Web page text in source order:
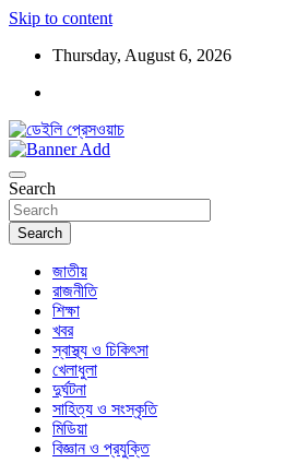
Skip to content
Thursday, August 6, 2026
ডেইলি প্রেসওয়াচ
Search
Search
জাতীয়
রাজনীতি
শিক্ষা
খবর
স্বাস্থ্য ও চিকিৎসা
খেলাধুলা
দুর্ঘটনা
সাহিত্য ও সংস্কৃতি
মিডিয়া
বিজ্ঞান ও প্রযুক্তি